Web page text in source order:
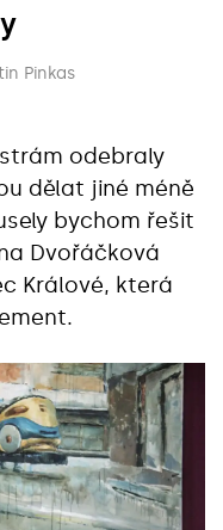
Pinkas
odebraly
dělat jiné méně
bychom řešit
Dvořáčková
Králové, která